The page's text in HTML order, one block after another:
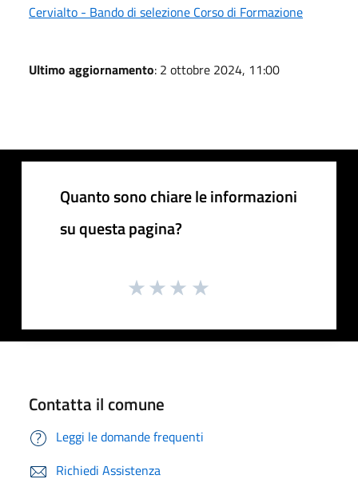
Cervialto - Bando di selezione Corso di Formazione
Ultimo aggiornamento: 2 ottobre 2024, 11:00
Quanto sono chiare le informazioni
su questa pagina?
Contatta il comune
Leggi le domande frequenti
Richiedi Assistenza